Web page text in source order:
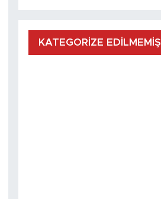
KATEGORİZE EDİLMEMİŞ